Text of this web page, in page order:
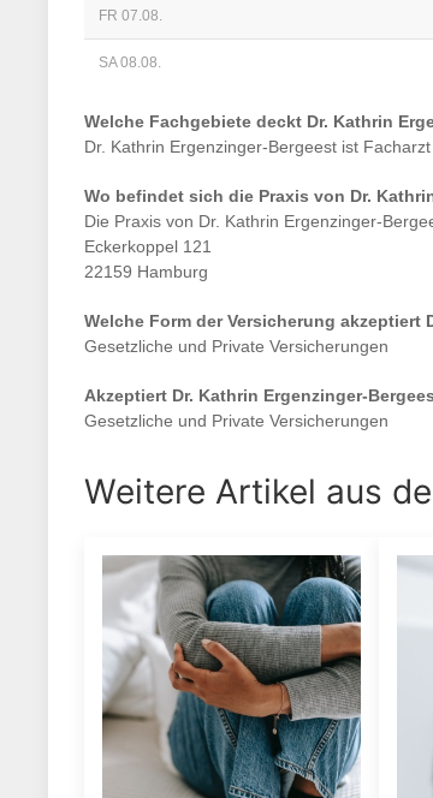
FR 07.08.
SA 08.08.
Welche Fachgebiete deckt Dr. Kathrin
Dr. Kathrin Ergenzinger-Bergeest ist
Wo befindet sich die Praxis von Dr.
Die Praxis von Dr. Kathrin Ergenzinger-
Eckerkoppel 121
22159 Hamburg
Welche Form der Versicherung akzeptiert
Gesetzliche und Private Versicherungen
Akzeptiert Dr. Kathrin Ergenzinger-
Gesetzliche und Private Versicherungen
Weitere Artikel aus